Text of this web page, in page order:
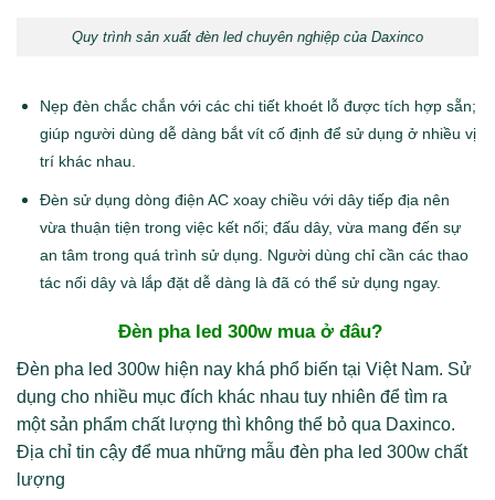
Quy trình sản xuất đèn led chuyên nghiệp của Daxinco
Nẹp đèn chắc chắn với các chi tiết khoét lỗ được tích hợp sẵn;
giúp người dùng dễ dàng bắt vít cố định để sử dụng ở nhiều vị
trí khác nhau.
Đèn sử dụng dòng điện AC xoay chiều với dây tiếp địa nên
vừa thuận tiện trong việc kết nối; đấu dây, vừa mang đến sự
an tâm trong quá trình sử dụng. Người dùng chỉ cần các thao
tác nối dây và lắp đặt dễ dàng là đã có thể sử dụng ngay.
Đèn pha led 300w mua ở đâu?
Đèn pha led 300w hiện nay khá phổ biến tại Việt Nam. Sử
dụng cho nhiều mục đích khác nhau tuy nhiên để tìm ra
một sản phẩm chất lượng thì không thể bỏ qua Daxinco.
Địa chỉ tin cậy để mua những mẫu đèn pha led 300w chất
lượng